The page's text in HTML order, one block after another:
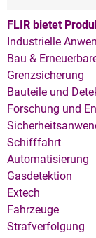
FLIR bietet
Industrielle
Bau &
Grenzsicherung
Bauteile und
Forschung und
Schifffahrt
Automatisierung
Gasdetektion
Extech
Fahrzeuge
Strafverfolgung